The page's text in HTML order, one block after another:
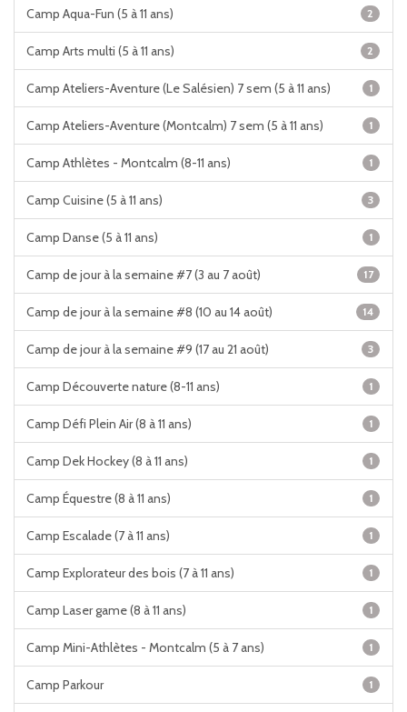
Camp Aqua-Fun (5 à 11 ans) 2
Camp Arts multi (5 à 11 ans) 2
Camp Ateliers-Aventure (Le Salésien) 7 sem (5 à 11 ans) 1
Camp Ateliers-Aventure (Montcalm) 7 sem (5 à 11 ans) 1
Camp Athlètes - Montcalm (8-11 ans) 1
Camp Cuisine (5 à 11 ans) 3
Camp Danse (5 à 11 ans) 1
Camp de jour à la semaine #7 (3 au 7 août) 17
Camp de jour à la semaine #8 (10 au 14 août) 14
Camp de jour à la semaine #9 (17 au 21 août) 3
Camp Découverte nature (8-11 ans) 1
Camp Défi Plein Air (8 à 11 ans) 1
Camp Dek Hockey (8 à 11 ans) 1
Camp Équestre (8 à 11 ans) 1
Camp Escalade (7 à 11 ans) 1
Camp Explorateur des bois (7 à 11 ans) 1
Camp Laser game (8 à 11 ans) 1
Camp Mini-Athlètes - Montcalm (5 à 7 ans) 1
Camp Parkour 1